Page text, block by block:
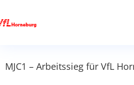
MJC1 – Arbeitssieg für VfL